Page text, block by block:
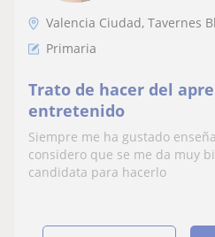
Valencia Ciudad, Tavernes
Primaria
Trato de hacer del
entretenido
Siempre me ha gustado
considero que se me da muy
candidata para hacerlo